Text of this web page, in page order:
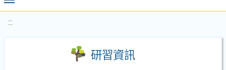
:::
研習資訊